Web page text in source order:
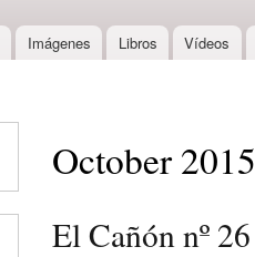
Imágenes Libros Vídeos
October 2015
El Cañón nº 26